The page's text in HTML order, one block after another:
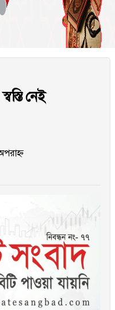
নেই